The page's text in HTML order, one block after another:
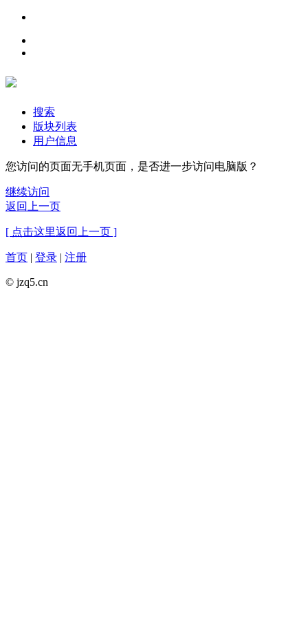
搜索
版块列表
用户信息
您访问的页面无手机页面，是否进一步访问电脑版？
继续访问
返回上一页
[ 点击这里返回上一页 ]
首页 | 登录 | 注册
© jzq5.cn